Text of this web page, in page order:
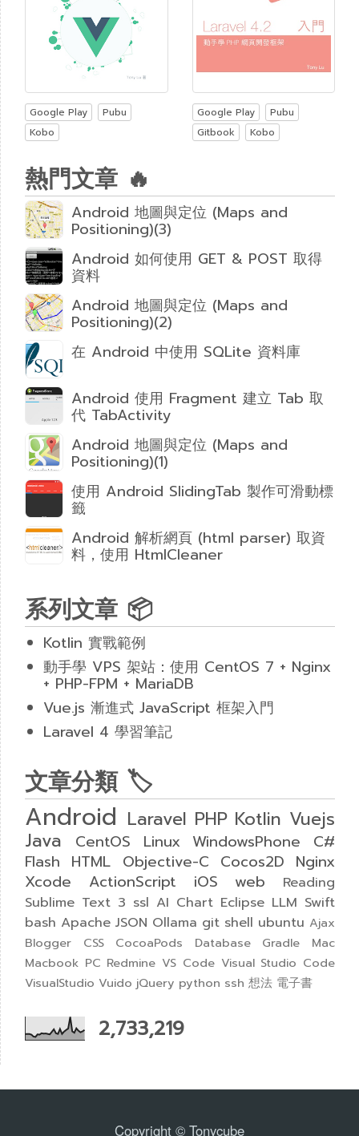
Google Play
Pubu
Kobo
Google Play
Pubu
Gitbook
Kobo
熱門文章 🔥
Android 地圖與定位 (Maps and
Positioning)(3)
Android 如何使用 GET & POST 取得
資料
Android 地圖與定位 (Maps and
Positioning)(2)
在 Android 中使用 SQLite 資料庫
Android 使用 Fragment 建立 Tab 取
代 TabActivity
Android 地圖與定位 (Maps and
Positioning)(1)
使用 Android SlidingTab 製作可滑動標
籤
Android 解析網頁 (html parser) 取資
料，使用 HtmlCleaner
系列文章 📦
Kotlin 實戰範例
動手學 VPS 架站：使用 CentOS 7 + Nginx
+ PHP-FPM + MariaDB
Vue.js 漸進式 JavaScript 框架入門
Laravel 4 學習筆記
文章分類 🏷
Android Laravel PHP Kotlin Vuejs
Java
CentOS Linux WindowsPhone
C#
Flash HTML Objective-C Cocos2D Nginx
Xcode
ActionScript iOS web
Reading
Sublime Text 3 ssl AI Chart Eclipse LLM Swift
bash Apache JSON Ollama git shell ubuntu Ajax
Blogger
CSS CocoaPods Database Gradle
Mac
Macbook PC Redmine VS Code Visual Studio Code
VisualStudio Vuido jQuery python ssh 想法 電子書
2,733,219
Copyright © Tonycube